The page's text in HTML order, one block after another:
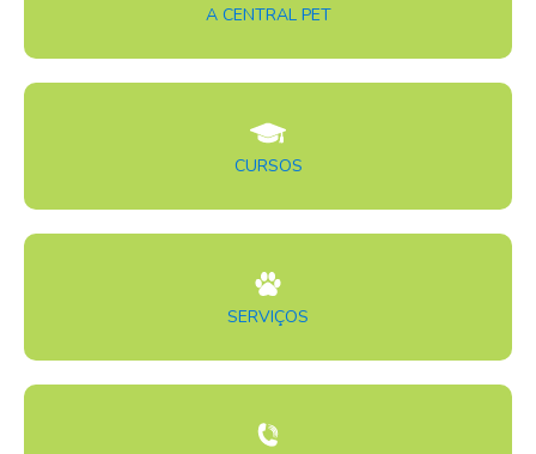
A CENTRAL PET
CURSOS
SERVIÇOS